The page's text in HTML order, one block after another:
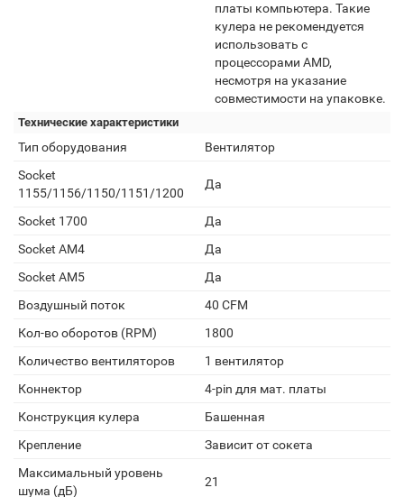
платы компьютера. Такие
кулера не рекомендуется
использовать с
процессорами AMD,
несмотря на указание
совместимости на упаковке.
Технические характеристики
Тип оборудования
Вентилятор
Socket
1155/1156/1150/1151/1200
Да
Socket 1700
Да
Socket AM4
Да
Socket AM5
Да
Воздушный поток
40 CFM
Кол-во оборотов (RPM)
1800
Количество вентиляторов
1 вентилятор
Коннектор
4-pin для мат. платы
Конструкция кулера
Башенная
Крепление
Зависит от сокета
Максимальный уровень
шума (дБ)
21